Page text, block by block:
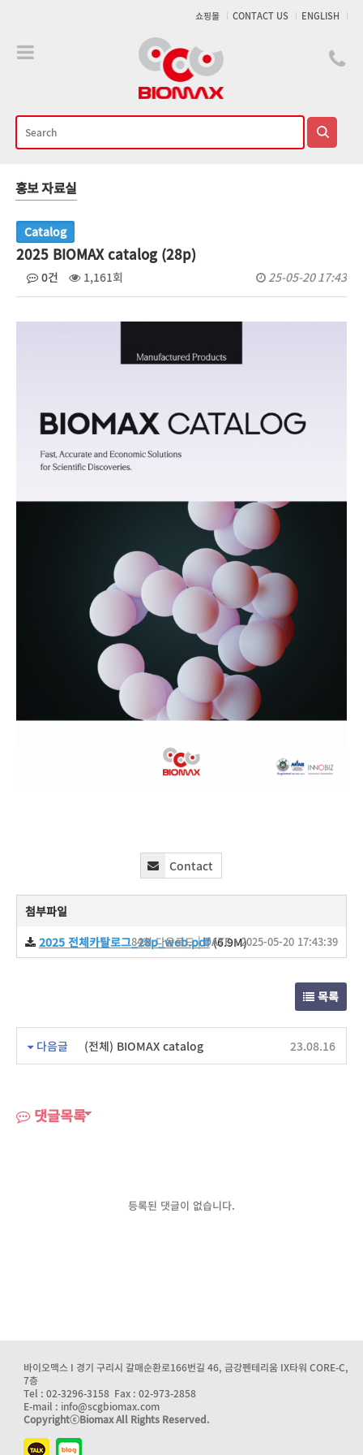
쇼핑몰 CONTACT US ENGLISH
홍보 자료실
Catalog
2025 BIOMAX catalog (28p)
0건 1,161회 25-05-20 17:43
Contact
첨부파일
2025 전체카탈로그_28p_web.pdf(6.9M)
84회 다운로드 | DATE : 2025-05-20 17:43:39
목록
다음글 (전체) BIOMAX catalog 23.08.16
댓글목록
등록된 댓글이 없습니다.
바이오맥스 I 경기 구리시 갈매순환로166번길 46, 금강펜테리움 IX타워 CORE-C,
7층
Tel : 02-3296-3158 Fax : 02-973-2858
E-mail : info@scgbiomax.com
CopyrightⓒBiomax All Rights Reserved.